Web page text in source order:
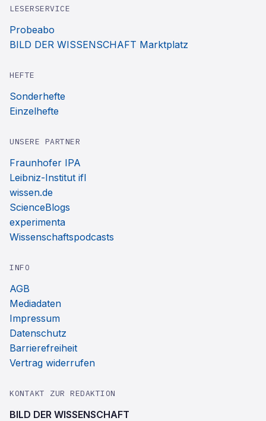
LESERSERVICE
Probeabo
BILD DER WISSENSCHAFT Marktplatz
HEFTE
Sonderhefte
Einzelhefte
UNSERE PARTNER
Fraunhofer IPA
Leibniz-Institut ifl
wissen.de
ScienceBlogs
experimenta
Wissenschaftspodcasts
INFO
AGB
Mediadaten
Impressum
Datenschutz
Barrierefreiheit
Vertrag widerrufen
KONTAKT ZUR REDAKTION
BILD DER WISSENSCHAFT